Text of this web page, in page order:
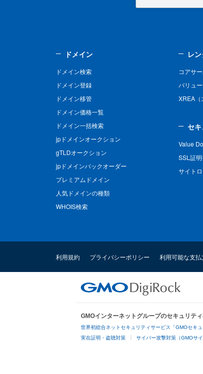
ドメイン
ドメイン検索
ドメイン登録
ドメイン移管
ドメイン価格一覧
ドメイン一括検索
jpドメインオークション
gTLDオークション
jpドメインバックオーダー
プレミアムドメイン
人気ドメインの種類
WHOIS検索
レ
コアサ
バリュ
XREA（
セ
Value
SSL証
サイト
利用規約 プライバシーポリシー 利用可能な支払
GMOインターネットグループのセキュリテ
世界初総合ネットセキュリティサービス「GMOセキュ
実在証明・盗聴対策 サイバー攻撃対策（GMOサ